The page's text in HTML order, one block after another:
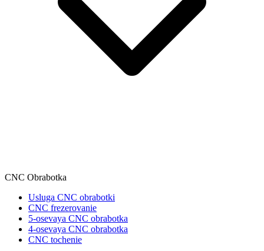
CNC Obrabotka
Usluga CNC obrabotki
CNC frezerovanie
5-osevaya CNC obrabotka
4-osevaya CNC obrabotka
CNC tochenie